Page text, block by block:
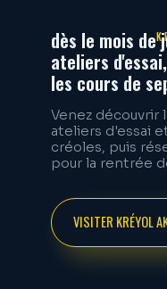
dès le mois de
ateliers
les cours de
Venez découvrir
ateliers d'essai
créoles, puis
pour la rentrée
VISITER KRÉYOL